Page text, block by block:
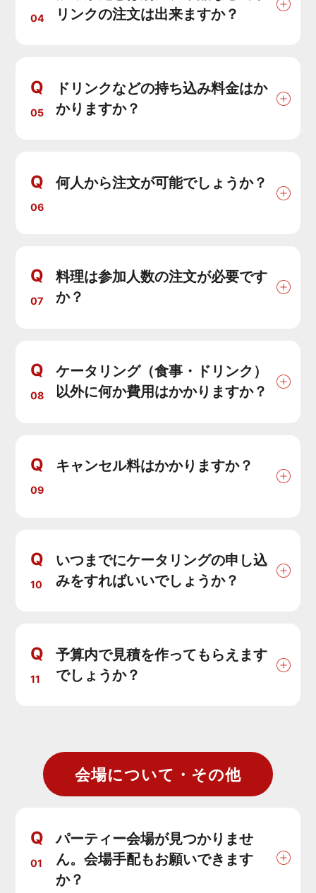
04
リンクの注文は出来ますか？
Q
05
ドリンクなどの持ち込み料金はか
かりますか？
Q
06
何人から注文が可能でしょうか？
Q
07
料理は参加人数の注文が必要です
か？
Q
08
ケータリング（食事・ドリンク）
以外に何か費用はかかりますか？
Q
09
キャンセル料はかかりますか？
Q
10
いつまでにケータリングの申し込
みをすればいいでしょうか？
Q
11
予算内で見積を作ってもらえます
でしょうか？
会場について・その他
Q
01
パーティー会場が見つかりませ
ん。会場手配もお願いできます
か？